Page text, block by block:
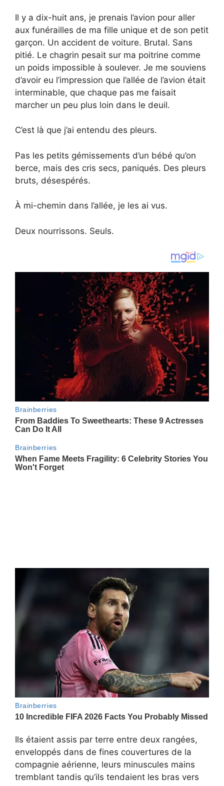
Il y a dix-huit ans, je prenais l’avion pour aller
aux funérailles de ma fille unique et de son petit
garçon. Un accident de voiture. Brutal. Sans
pitié. Le chagrin pesait sur ma poitrine comme
un poids impossible à soulever. Je me souviens
d’avoir eu l’impression que l’allée de l’avion était
interminable, que chaque pas me faisait
marcher un peu plus loin dans le deuil.
C’est là que j’ai entendu des pleurs.
Pas les petits gémissements d’un bébé qu’on
berce, mais des cris secs, paniqués. Des pleurs
bruts, désespérés.
À mi-chemin dans l’allée, je les ai vus.
Deux nourrissons. Seuls.
Ils étaient assis par terre entre deux rangées,
enveloppés dans de fines couvertures de la
compagnie aérienne, leurs minuscules mains
tremblant tandis qu’ils tendaient les bras vers